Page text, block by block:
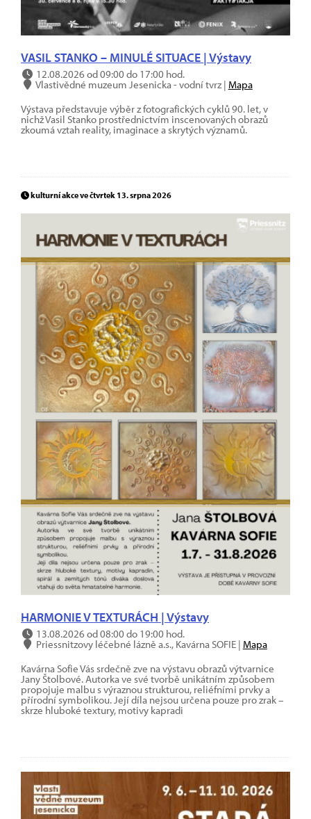
VASIL STANKO – MINULÉ SITUACE | Výstavy
12.08.2026 od 09:00 do 17:00 hod.
Vlastivědné muzeum Jesenicka - vodní tvrz | Mapa
Výstava představuje výběr z fotografických cyklů 90. let, v
nichž Vasil Stanko prostřednictvím inscenovaných obrazů
zkoumá vztah reality, imaginace a skrytých významů.
kulturní akce ve čtvrtek 13. srpna 2026
HARMONIE V TEXTURÁCH | Výstavy
13.08.2026 od 08:00 do 19:00 hod.
Priessnitzovy léčebné lázně a.s., Kavárna SOFIE | Mapa
Kavárna Sofie Vás srdečně zve na výstavu obrazů výtvarnice
Jany Štolbové. Autorka ve své tvorbě unikátním způsobem
propojuje malbu s výraznou strukturou, reliéfními prvky a
přírodní symbolikou. Její díla nejsou určena pouze pro zrak –
skrze hluboké textury, motivy kapradi